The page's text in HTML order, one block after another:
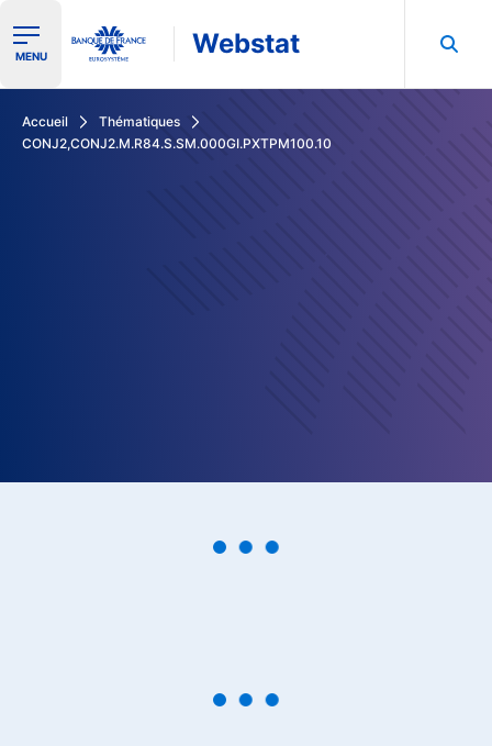
Ouvrir le menu de navigation
MENU Webstat
Accueil
Thématiques
CONJ2,CONJ2.M.R84.S.SM.000GI.PXTPM100.10